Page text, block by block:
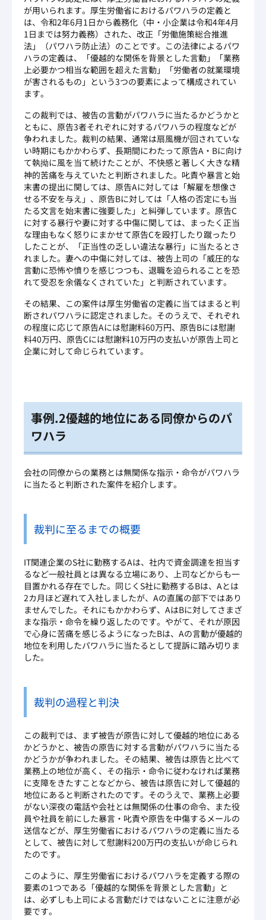
が用いられます。厚生労働省におけるパワハラの定義と
は、令和2年6月1日から義務化（中・小企業は令和4年4月
1日までは努力義務）された、改正「労働施策総合推進
法」（パワハラ防止法）のことです。この法律によるパワ
ハラの定義は、「優越的な関係を背景とした言動」「業務
上必要かつ相当な範囲を超えた言動」「労働者の就業環境
が害されるもの」という3つの要素によって構成されてい
ます。
この裁判では、被告の言動がパワハラに当たるかどうかと
ともに、原告3者それぞれに対するパワハラの程度などが
争われました。裁判の結果、通常は扇風機が回されていな
い時期にもかかわらず、長期間にわたって原告A・Bに向け
て執拗に風を当て続けたことが、不快感と著しく大きな精
神的苦痛を与えていたと判断されました。叱責や暴言と始
末書の提出に関しては、原告Aに対しては「解雇を想像さ
せる不安を与え」、原告Bに対しては「人格の否定にも当
たる文言を始末書に強要した」と糾弾しています。原告C
に対する暴行や妻に対する中傷に関しては、まったく正当
な理由もなく怒りにまかせて原告Cを殴打したり蹴ったり
したことが、「正当性の乏しい違法な暴行」に当たるとさ
れました。妻への中傷に対しては、被告上司の「威圧的な
言動に恐怖や憤りを感じつつも、退職を迫られることを恐
れて受忍を余儀なくされていた」と判断されています。
その結果、この案件は厚生労働省の定義に当てはまると判
断されパワハラに認定されました。そのうえで、それぞれ
の程度に応じて原告Aには慰謝料60万円、原告Bには慰謝
料40万円、原告Cには慰謝料10万円の支払いが原告上司と
企業に対して命じられています。
事例.2優越的地位にある同僚からのパ
ワハラ
会社の同僚からの業務とは無関係な指示・命令がパワハラ
に当たると判断された案件を紹介します。
裁判に至るまでの概要
IT関連企業のS社に勤務するAは、社内で資金調達を担当す
るなど一般社員とは異なる立場にあり、上司などからも一
目置かれる存在でした。同じくS社に勤務するBは、Aとは
2カ月ほど遅れて入社しましたが、Aの直属の部下ではあり
ませんでした。それにもかかわらず、AはBに対してさまざ
まな指示・命令を繰り返したのです。やがて、それが原因
で心身に苦痛を感じるようになったBは、Aの言動が優越的
地位を利用したパワハラに当たるとして提訴に踏み切りま
した。
裁判の過程と判決
この裁判では、まず被告が原告に対して優越的地位にある
かどうかと、被告の原告に対する言動がパワハラに当たる
かどうかが争われました。その結果、被告は原告と比べて
業務上の地位が高く、その指示・命令に従わなければ業務
に支障をきたすことなどから、被告は原告に対して優越的
地位にあると判断されたのです。そのうえで、業務上必要
がない深夜の電話や会社とは無関係の仕事の命令、また役
員や社員を前にした暴言・叱責や原告を中傷するメールの
送信などが、厚生労働省におけるパワハラの定義に当たる
として、被告に対して慰謝料200万円の支払いが命じられ
たのです。
このように、厚生労働省におけるパワハラを定義する際の
要素の1つである「優越的な関係を背景とした言動」と
は、必ずしも上司による言動だけではないことに注意が必
要です。